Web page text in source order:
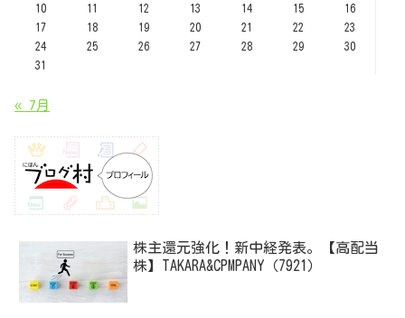
10
11 12 13 14 15
16
17
18 19 20 21 22
23
24
25 26 27 28 29
30
31
« 7月
株主還元強化！新中経発表。【高配当
株】TAKARA&CPMPANY（7921）